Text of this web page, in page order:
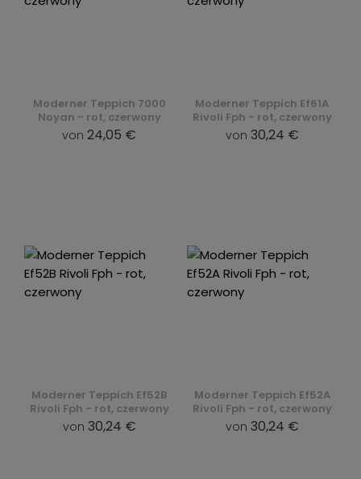
Moderner Teppich 7000
Noyan - rot, czerwony
von 24,05 €
Moderner Teppich Ef61A
Rivoli Fph - rot, czerwony
von 30,24 €
Moderner Teppich Ef52B
Rivoli Fph - rot, czerwony
von 30,24 €
Moderner Teppich Ef52A
Rivoli Fph - rot, czerwony
von 30,24 €